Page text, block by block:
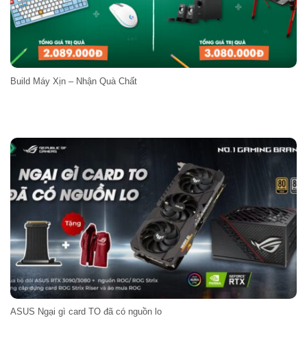
Build Máy Xịn – Nhận Quà Chất
ASUS Ngại gì card TO đã có nguồn lo